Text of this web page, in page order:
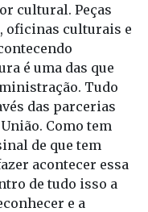
cultural. Peças
oficinas culturais e
é uma das que
Tudo
das parcerias
Como tem
de que tem
acontecer essa
de tudo isso a
e a